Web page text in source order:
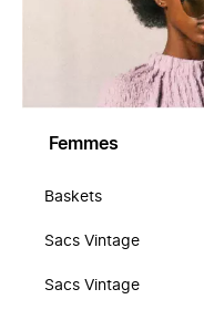
Femmes
Baskets
Sacs Vintage
Sacs Vintage